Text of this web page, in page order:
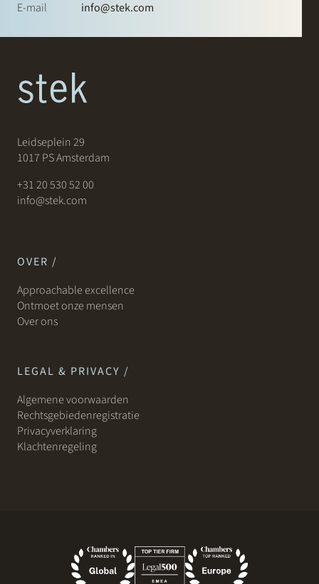
E-mail
info@stek.com
Leidseplein 29
1017 PS Amsterdam
+31 20 530 52 00
info@stek.com
OVER /
Approachable excellence
Ontmoet onze mensen
Over ons
LEGAL & PRIVACY /
Algemene voorwaarden
Rechtsgebiedenregistratie
Privacyverklaring
Klachtenregeling